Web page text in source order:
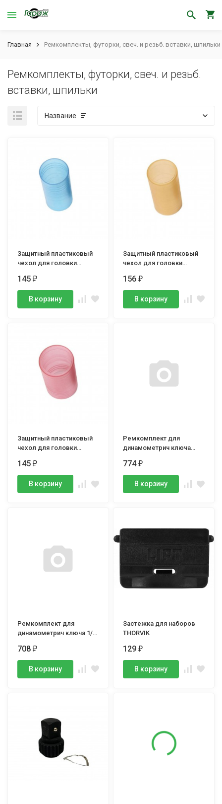
Главная Ремкомплекты, футорки, свеч. и резьб. вставки, шпильки
Ремкомплекты, футорки, свеч. и резьб.
вставки, шпильки
Название
Защитный пластиковый
чехол для головки
145₽
В корзину
Защитный пластиковый
чехол для головки
156₽
В корзину
Защитный пластиковый
чехол для головки
145₽
В корзину
Ремкомплект для
динамометрич ключа
774₽
В корзину
Ремкомплект для
динамометрич ключа 1/2"
708₽
В корзину
Застежка для наборов
THORVIK
129₽
В корзину